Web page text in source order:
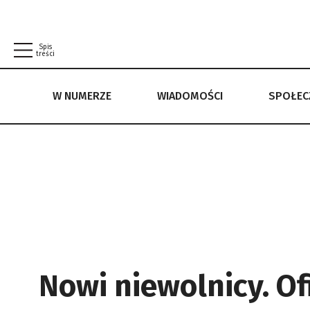
Spis
treści
W NUMERZE WIADOMOŚCI
W NUMERZE WIADOMOŚCI SPOŁECZEŃSTWO
Nowi niewolnicy.